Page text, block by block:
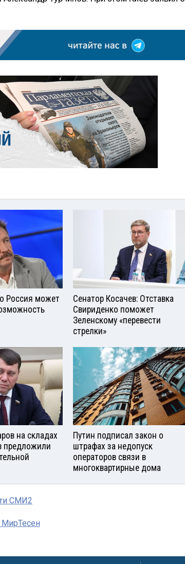
Россия может
Сенатор Косачев: Отставка
Свириденко поможет
Зеленскому «перевести
стрелки»
на складах
предложили
Путин подписал закон о
штрафах за недопуск
операторов связи в
многоквартирные дома
СМИ2
МирТесен